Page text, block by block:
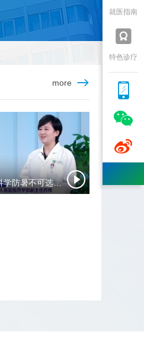
more
科学防暑不可选错药
就医指南

特色诊疗


